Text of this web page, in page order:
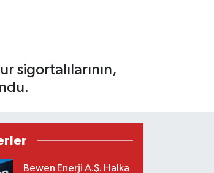
sigortalılarının,
Bewen Enerji A.Ş. Halka